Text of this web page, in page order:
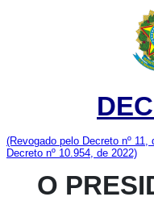
(Revogado pelo Decreto nº 11,
Decreto nº 10.954, de 2022)
O